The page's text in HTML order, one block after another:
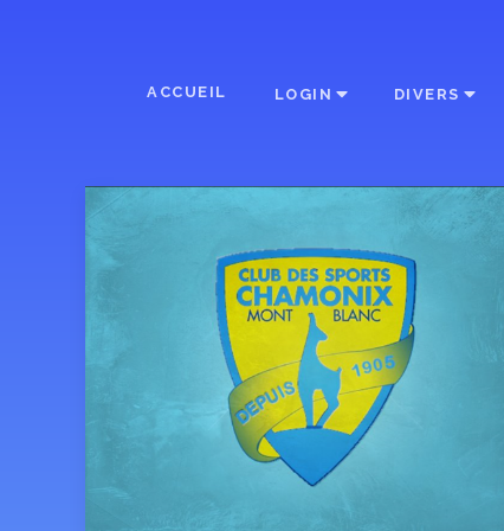
ACCUEIL LOGIN DIVERS